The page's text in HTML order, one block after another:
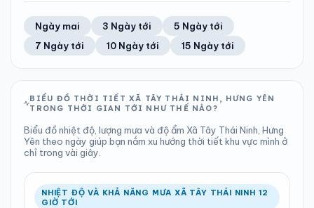
26°C 100%
Khả năng mưa
0.59 mm
Tổng cả ngày
1001 hPa
Bình thường
7
Chỉ số UV
Tốt
Ước lượng
26°C
Ổn định
64%
Khả năng mưa
Trung bình ngày Tốc độ gió
TIA UV TẦM NHÌN
LƯỢNG MƯA
0.42 mm
Tổng cả ngày
ÁP SUẤT
1000 hPa
Bình thường
Ổn định Khả năng mưa
Ngày mai 3 Ngày tới
5 Ngày tới
7 Ngày tới
10 Ngày tới 15 Ngày tới
BIỂU ĐỒ THỜI TIẾT XÃ TÂY THÁI NINH, HƯNG YÊN
TRONG THỜI GIAN TỚI NHƯ THẾ NÀO?
Biểu đồ nhiệt độ, lượng mưa và độ ẩm Xã Tây Thái Ninh, Hưng
Yên theo ngày giúp bạn nắm xu hướng thời tiết khu vực mình ở
chỉ trong vài giây.
NHIỆT ĐỘ VÀ KHẢ NĂNG MƯA XÃ TÂY THÁI NINH 12
GIỜ TỚI